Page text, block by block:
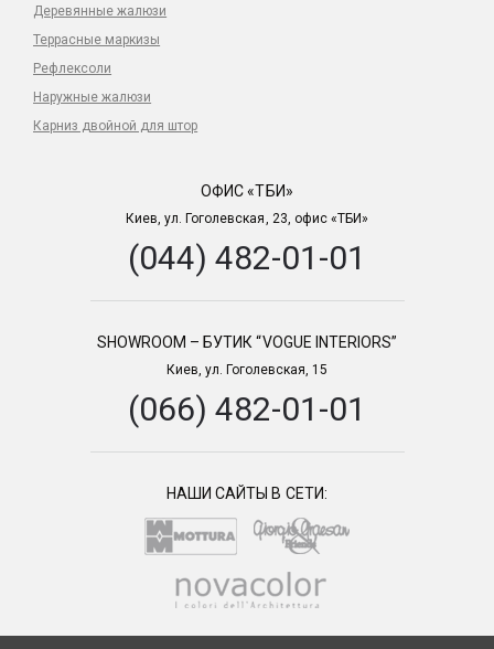
Деревянные жалюзи
Террасные маркизы
Рефлексоли
Наружные жалюзи
Карниз двойной для штор
ОФИС «ТБИ»
Киев, ул. Гоголевская, 23, офис «ТБИ»
(044) 482-01-01
SHOWROOM – БУТИК “VOGUE INTERIORS”
Киев, ул. Гоголевская, 15
(066) 482-01-01
НАШИ САЙТЫ В СЕТИ: